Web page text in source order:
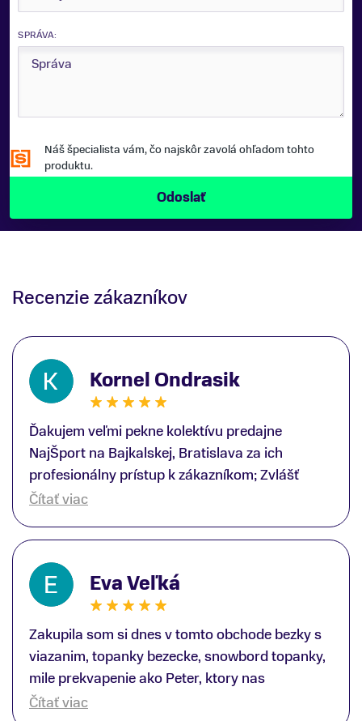
SPRÁVA:
Náš špecialista vám, čo najskôr zavolá ohľadom tohto
produktu.
Recenzie zákazníkov
Kornel Ondrasik
Ďakujem veľmi pekne kolektívu predajne
NajŠport na Bajkalskej, Bratislava za ich
profesionálny prístup k zákazníkom; Zvlášť
ďakujem špecialistovi Martinovi Gunišovi za
lyžiarskej obuvi, ako aj prilby.. všetko značka
Atomic; Pán Martin Guniš mi svojou
odbornosťou otvoril nové obzory a dozvedel
som sa, vďaka jeho profesionálnemu prístupu k
zákazníkovi, up-to-date informácie o nových
trendoch v lyžiarských technológiách; Z
predajne NajŠport som odchádzal s nakúpom
nového lyžiarského vybavenia nielen ako veľmi
spokojný zákazník, ale aj s rešpektom, že
Čítať viac
Eva Veľká
Zakupila som si dnes v tomto obchode bezky s
viazanim, topanky bezecke, snowbord topanky,
mile prekvapenie ako Peter, ktory nas
obsluhoval mal prehlad, poradil nam super. Za
Čítať viac